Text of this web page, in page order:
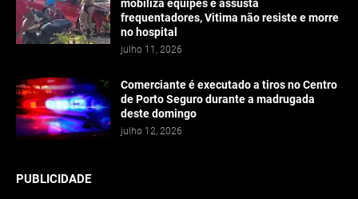
mobiliza equipes e assusta
frequentadores, Vitima não resiste e morre
no hospital
julho 11, 2026
Comerciante é executado a tiros no Centro
de Porto Seguro durante a madrugada
deste domingo
julho 12, 2026
PUBLICIDADE